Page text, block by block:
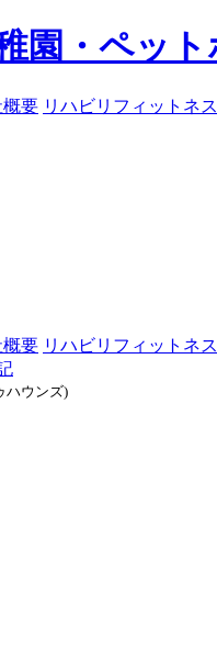
要 リハビリフィットネス
要 リハビリフィットネス
ハウンズ)